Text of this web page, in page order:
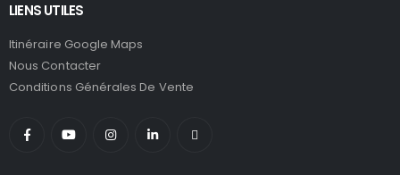
LIENS UTILES
Itinéraire Google Maps
Nous Contacter
Conditions Générales De Vente